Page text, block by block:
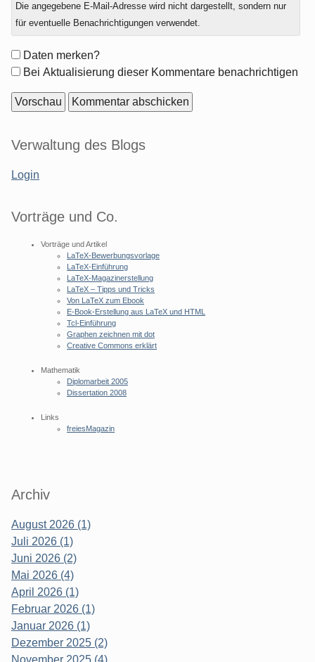
zu
Die angegebene E-Mail-Adresse wird nicht dargestellt, sondern nur
für eventuelle Benachrichtigungen verwendet.
Formular-
Optionen
Daten merken?
Bei Aktualisierung dieser Kommentare benachrichtigen
Seitenleiste
Verwaltung des Blogs
Login
Vorträge und Co.
Vorträge und Artikel
LaTeX-Bewerbungsvorlage
LaTeX-Einführung
LaTeX-Magazinerstellung
LaTeX – Tipps und Tricks
Von LaTeX zum Ebook
E-Book-Erstellung aus LaTeX und HTML
Tcl-Einführung
Graphen zeichnen mit dot
Creative Commons erklärt
Mathematik
Diplomarbeit 2005
Dissertation 2008
Links
freiesMagazin
Archiv
August 2026 (1)
Juli 2026 (1)
Juni 2026 (2)
Mai 2026 (4)
April 2026 (1)
Februar 2026 (1)
Januar 2026 (1)
Dezember 2025 (2)